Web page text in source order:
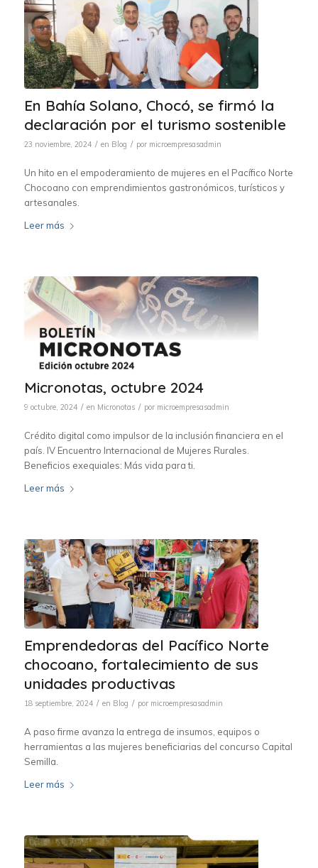
En Bahía Solano, Chocó, se firmó la
declaración por el turismo sostenible
23 noviembre, 2024 / en Blog / por microempresasadmin
Un hito en el empoderamiento de mujeres en el Pacífico Norte
Chocoano con emprendimientos gastronómicos, turísticos y
artesanales.
Leer más
Micronotas, octubre 2024
9 octubre, 2024 / en Micronotas / por microempresasadmin
Crédito digital como impulsor de la inclusión financiera en el
país. IV Encuentro Internacional de Mujeres Rurales.
Beneficios exequiales: Más vida para ti.
Leer más
Emprendedoras del Pacífico Norte
chocoano, fortalecimiento de sus
unidades productivas
18 septiembre, 2024 / en Blog / por microempresasadmin
A paso firme avanza la entrega de insumos, equipos o
herramientas a las mujeres beneficiarias del concurso Capital
Semilla.
Leer más